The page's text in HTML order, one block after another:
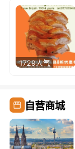
1729人气
自营商城